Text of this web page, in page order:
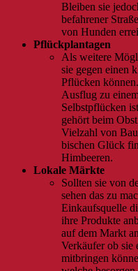
Bleiben sie
befahrener
von Hunden
Pflückplantagen
Als weitere
sie gegen einen
Pflücken
Ausflug zu
Selbstpflücken
gehört beim
Vielzahl von
bischen Glück
Himbeeren.
Lokale Märkte
Sollten sie von
sehen das zu
Einkaufsquelle
ihre Produkte
auf dem Markt
Verkäufer ob sie
mitbringen